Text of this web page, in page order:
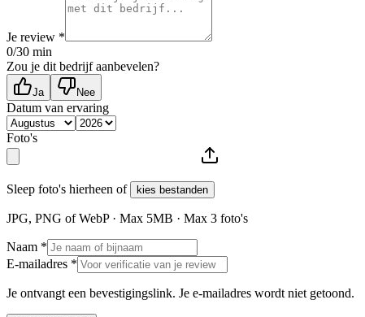
Je review *
0/30 min
Zou je dit bedrijf aanbevelen?
Ja Nee
Datum van ervaring
Foto's
Sleep foto's hierheen of kies bestanden
JPG, PNG of WebP · Max 5MB · Max 3 foto's
Naam *
E-mailadres *
Je ontvangt een bevestigingslink. Je e-mailadres wordt niet getoond.